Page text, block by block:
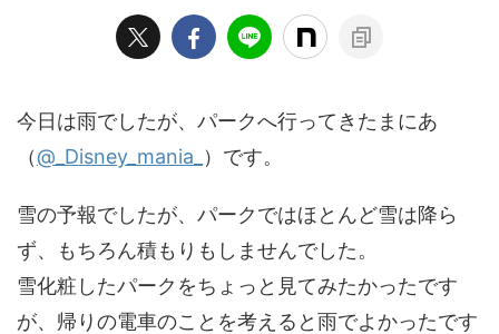
今日は雨でしたが、パークへ行ってきたまにあ
（@_Disney_mania_ ）です。
雪の予報でしたが、パークではほとんど雪は降ら
ず、もちろん積もりもしませんでした。
雪化粧したパークをちょっと見てみたかったです
が、帰りの電車のことを考えると雨でよかったです